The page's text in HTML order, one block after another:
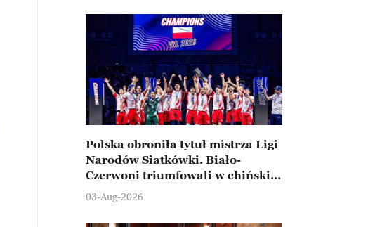
Polska obroniła tytuł mistrza Ligi
Narodów Siatkówki. Biało-
Czerwoni triumfowali w chińskim
Ningbo
03-Aug-2026